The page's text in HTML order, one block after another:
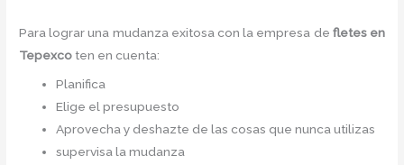
Para lograr una mudanza exitosa con la empresa de fletesen
Tepexco ten en cuenta:
Planifica
Elige el presupuesto
Aprovecha y deshazte de las cosas que nunca utilizas
supervisa la mudanza